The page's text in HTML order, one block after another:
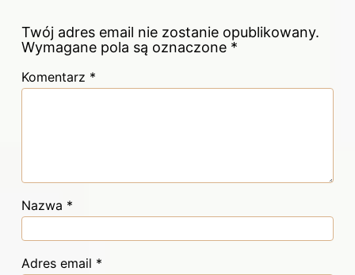
Twój adres email nie zostanie opublikowany.
Wymagane pola są oznaczone *
Komentarz *
Nazwa *
Adres email *